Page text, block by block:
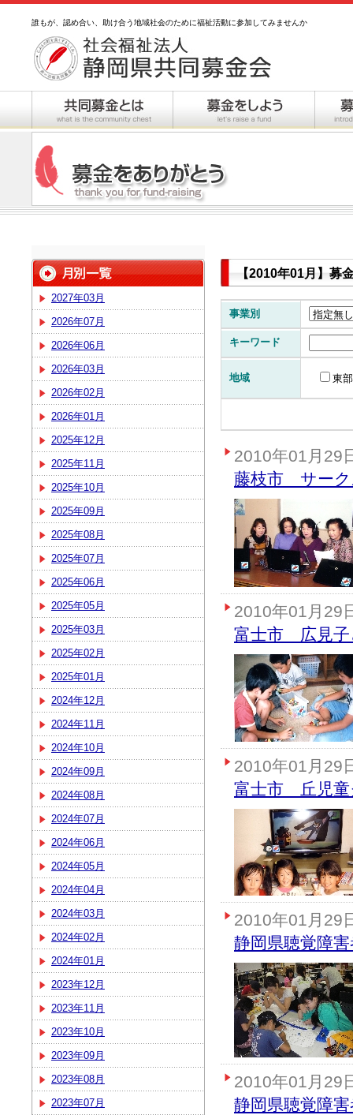
誰もが、認め合い、助け合う地域社会のために福祉活動に参加してみませんか
2027年03月
2026年07月
2026年06月
2026年03月
2026年02月
2026年01月
2025年12月
2025年11月
2025年10月
2025年09月
2025年08月
2025年07月
2025年06月
2025年05月
2025年03月
2025年02月
2025年01月
2024年12月
2024年11月
2024年10月
2024年09月
2024年08月
2024年07月
2024年06月
2024年05月
2024年04月
2024年03月
2024年02月
2024年01月
2023年12月
2023年11月
2023年10月
2023年09月
2023年08月
2023年07月
【2010年01月】募
事業別
キーワード
地域 東部
2010年01月29
藤枝市 サーク
2010年01月29
富士市 広見子
2010年01月29
富士市 丘児童
2010年01月29
静岡県聴覚障
2010年01月29
静岡県聴覚障